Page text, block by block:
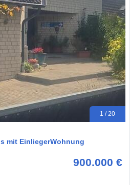
1 / 20
mit EinliegerWohnung
900.000 €